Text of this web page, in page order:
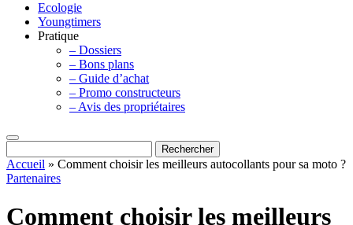
Ecologie
Youngtimers
Pratique
– Dossiers
– Bons plans
– Guide d’achat
– Promo constructeurs
– Avis des propriétaires
Accueil » Comment choisir les meilleurs autocollants pour sa moto ?
Partenaires
Comment choisir les meilleurs